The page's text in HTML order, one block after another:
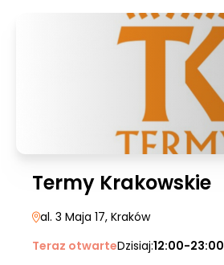
Termy Krakowskie
al. 3 Maja 17, Kraków
Teraz otwarteDzisiaj:12:00-23:00